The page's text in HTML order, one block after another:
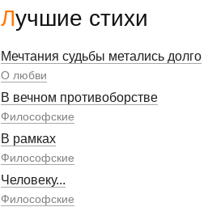
Лучшие стихи
Мечтания судьбы метались долго
О любви
В вечном противоборстве
Философские
В рамках
Философские
Человеку...
Философские